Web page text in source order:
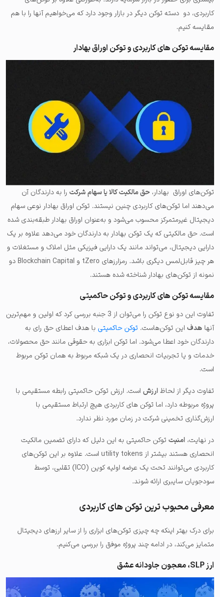
کاربردی، دو دسته توکن دیگر در بازار وجود دارد که می‌خواهیم آنها را با هم
مقایسه کنیم.
مقایسه توکن های کاربردی و توکن اوراق بهادار
توکن‌های اوراق بهادار، حق مالکیت کالا یا سهام شرکت را به دارندگان آن
می‌دهند اما توکن‌های کاربردی چنین نیستند. توکن اوراق بهادار نوعی سهام
دیجیتال غیرمتمرکز محسوب می‌شود و به‌عنوان اوراق بهادار طبقه‌بندی شده
است. حق مالکیتی که یک توکن بهادار به دارندگان خود می‌دهد علاوه بر یک
دارایی دیجیتال، می‌تواند مانند یک دارایی فیزیکی مثل املاک و مستغلات و
هر چیز قابل‌لمس دیگری باشد. رمزارزهای tZero و Blockchain Capital دو
نمونه از توکن‌های بهادار شناخته شده هستند.
مقایسه توکن های کاربردی و توکن حاکمیتی
تفاوت این دو نوع توکن را می‌توان از 3 جنبه بررسی کرد که اولین و مهم‌ترین
‌آنها هدف این توکن‌هاست. توکن حاکمیتی با هدف اعطای حق رای به
دارندگان خود اعطا می‌شود. اما توکن ابزاری به حقوقی مانند حق محصولات،
خدمات و یا تجربیات انحصاری در یک شبکه مربوط به همان توکن مربوط
است.
تفاوت دیگر از لحاظ ارزش است. ارزش توکن حاکمیتی رابطه مستقیمی با
پروژه مربوطه دارد، اما توکن های کاربردی هیچ ارتباط مستقیمی با
ارزش‌گذاری تخمینی شرکت در زمان مورد نظر ندارد.
در نهایت، امنیت توکن حاکمیتی به این دلیل که دارای تضمین مالکیت
انحصاری هستند بیشتر از utility tokens است. علاوه بر این توکن‌های
کاربردی می‌توانند تحت یک عرضه اولیه کوین (ICO) تقلبی، توسط
سودجویان سایبری ارائه شوند.
معرفی محبوب ترین توکن های کاربردی
برای درک بهتر اینکه چه چیزی توکن‌های ابزاری را از سایر ارزهای دیجیتال
متمایز می‌کند، در ادامه چند پروژه موفق را بررسی می‌کنیم.
ارز SLP، معجون جاودانه عشق